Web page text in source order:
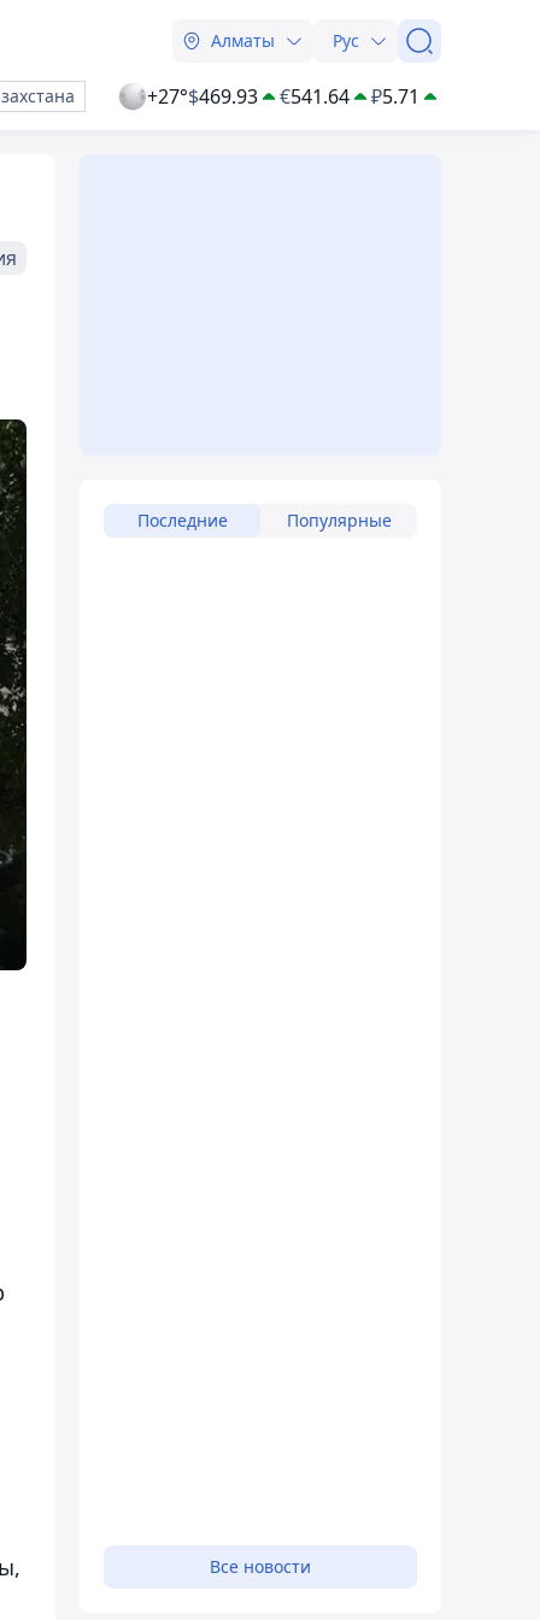
Алматы Рус
+27°$469.93 €541.64 ₽5.71
Последние Популярные
Все новости